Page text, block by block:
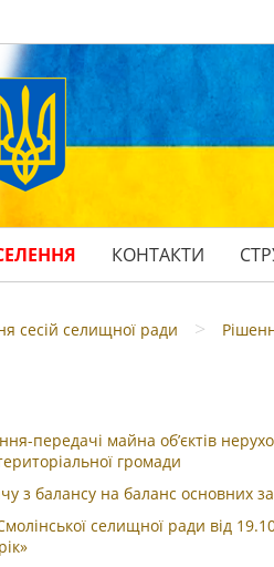
КОНТАКТИ
сесій селищної ради >
передачі майна об’єктів
громади
з балансу на баланс основних
селищної ради від